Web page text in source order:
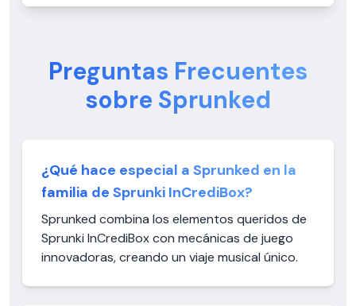
Preguntas Frecuentes
sobre Sprunked
¿Qué hace especial a Sprunked en la
familia de Sprunki InCrediBox?
Sprunked combina los elementos queridos de
Sprunki InCrediBox con mecánicas de juego
innovadoras, creando un viaje musical único.